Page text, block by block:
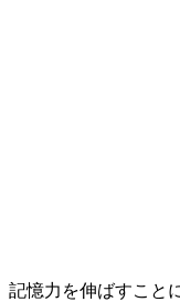
憶力を伸ばすこと